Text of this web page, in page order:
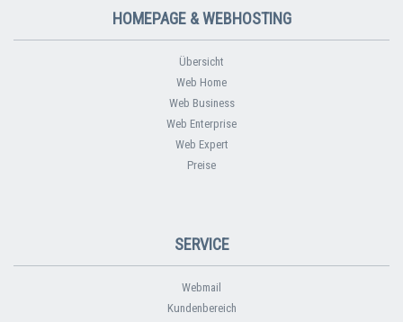
HOMEPAGE & WEBHOSTING
Übersicht
Web Home
Web Business
Web Enterprise
Web Expert
Preise
SERVICE
Webmail
Kundenbereich